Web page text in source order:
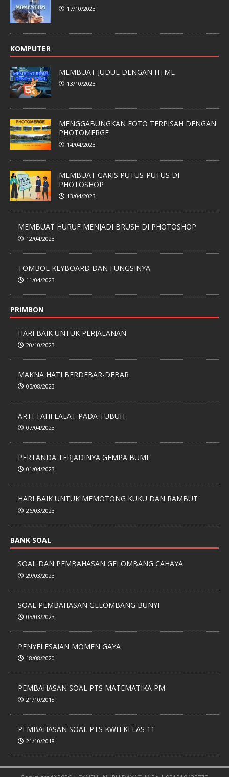
17/10/2023
KOMPUTER
MEMBUAT JUDUL DENGAN HTML
13/10/2023
MENGGABUNGKAN FOTO TERPISAH DENGAN
PHOTOMERGE
14/04/2023
MEMBUAT GARIS PUTUS-PUTUS DI
PHOTOSHOP
13/04/2023
MEMBUAT HURUF MENJADI BRUSH DI PHOTOSHOP
12/04/2023
TOMBOL KEYBOARD DAN FUNGSINYA
11/04/2023
PRIMBON
HARI BAIK UNTUK PERJALANAN
20/10/2023
MAKNA HATI BERDEBAR-DEBAR
05/08/2023
ARTI TAHI LALAT PADA TUBUH
07/04/2023
PERTANDA TERJADINYA GEMPA BUMI
01/04/2023
HARI BAIK UNTUK MEMOTONG KUKU DAN RAMBUT
26/03/2023
BANK SOAL
SOAL DAN PEMBAHASAN GELOMBANG CAHAYA
29/03/2023
SOAL PEMBAHASAN GELOMBANG BUNYI
05/03/2023
PENYELESAIAN MOMEN GAYA
18/08/2020
PEMBAHASAN SOAL PTS MATEMATIKA PM
21/10/2018
PEMBAHASAN SOAL PTS KWH KELAS 11
21/10/2018